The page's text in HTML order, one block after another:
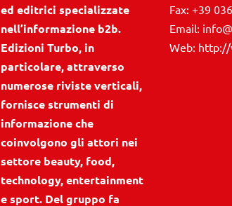
ed editrici specializzate
nell’informazione b2b.
Edizioni Turbo, in
particolare, attraverso
numerose riviste verticali,
fornisce strumenti di
informazione che
coinvolgono gli attori nei
settore beauty, food,
technology, entertainment
e sport. Del gruppo fa
Fax: +39
Email:
Web: http://